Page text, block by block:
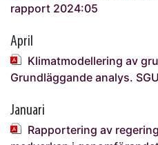
rapport 2024:05
April
Klimatmodellering av
Grundläggande analys.
Januari
Rapportering av